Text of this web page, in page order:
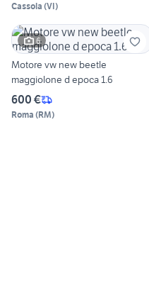
Cassola (VI)
6
Motore vw new beetle
maggiolone d epoca 1.6
600 €
Roma (RM)